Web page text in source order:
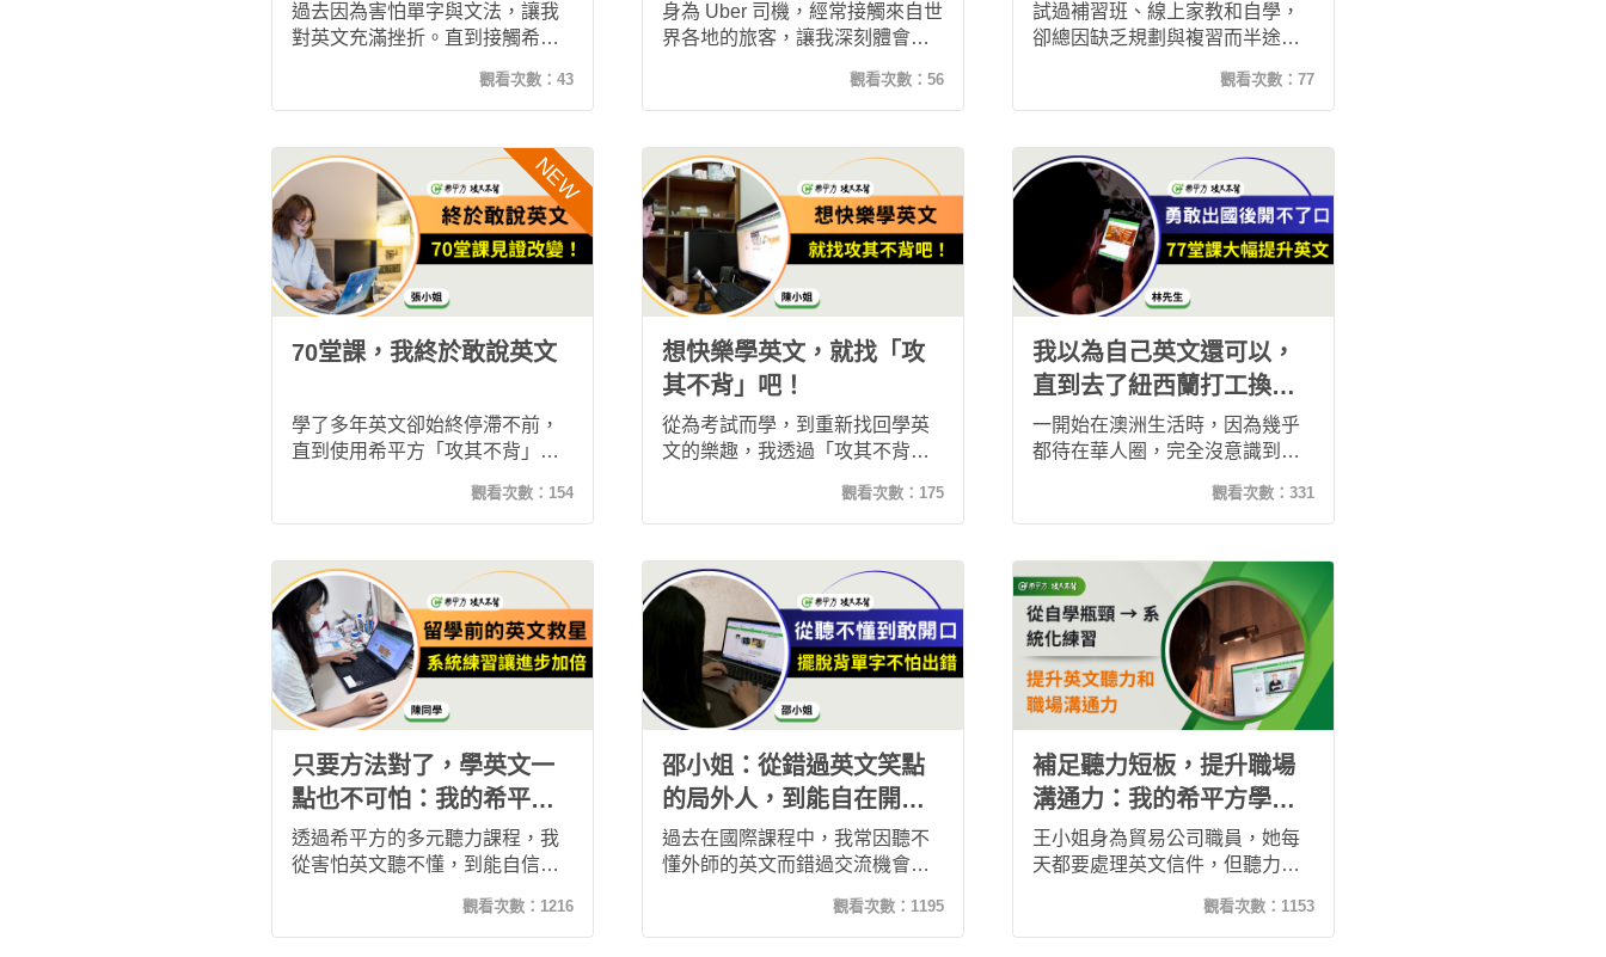
過去因為害怕單字與文法，讓我
對英文充滿挫折。直到接觸希平
我逐漸建立語感，不再死背單
字，也開始敢開口說英文。這段
學習旅程讓我重新找回英文學習
的信心與樂趣。
觀看次數： 43
身為 Uber 司機，經常接觸來自世
界各地的旅客，讓我深刻體會英
不背」，利用真實影片與反覆練
習，我逐漸提升聽說能力，也更
有自信與外國旅客交流，讓英文
真正融入工作與生活。
觀看次數： 56
試過補習班、線上家教和自學，
卻總因缺乏規劃與複習而半途而
背」，透過真實影片、系統化複
習與彈性學習，讓我養成每天學
英文的習慣，也逐步提升聽力、
口說與閱讀能力，真正找到適合
自己的英文學習方式。
觀看次數： 77
70堂課，我終於敢說英文
學了多年英文卻始終停滯不前，
直到使用希平方「攻其不背」，
式。透過反覆練習與真實情境教
材，我逐步提升聽力、口說與語
感，也重新找回持續學英文的動
力。
觀看次數： 154
想快樂學英文，就找「攻
其不背」吧！
從為考試而學，到重新找回學英
文的樂趣，我透過「攻其不背」
的課程設計與反覆練習，讓單字
自然記住、聽力與口說逐步提
升，真正體會到學英文不必死
背，也能有效進步。
觀看次數： 175
我以為自己英文還可以，
直到去了紐西蘭打工換
宿......
一開始在澳洲生活時，因為幾乎
都待在華人圈，完全沒意識到自
到去紐西蘭打工換宿後，才真正
感受到語言帶來的焦慮與挫折。
後來靠著攻其不背這個隨時學習
的 App，一點一滴重新練習聽力
與口說，也慢慢找回開口的勇
氣。這次多益從過去約400分進步
到635分，對我來說，真的已經是
很大的突破。
觀看次數： 331
只要方法對了，學英文一
點也不可怕：我的希平方
學習心得
透過希平方的多元聽力課程，我
從害怕英文聽不懂，到能自信掌
練、字幕與重點字卡，讓我從
「聽過」進步到真正「聽懂」。
觀看次數： 1216
邵小姐：從錯過英文笑點
的局外人，到能自在開口
的參與者
過去在國際課程中，我常因聽不
懂外師的英文而錯過交流機會，
平方攻其不背」，我不僅讓雅思
聽力從 3.5 進步到 5.5，更擺脫了
觀看次數： 1195
補足聽力短板，提升職場
溝通力：我的希平方學習
心得
王小姐身為貿易公司職員，她每
天都要處理英文信件，但聽力始
敗，到找到有效的學習節奏，這
套課程讓我在短時間內明顯改善
觀看次數： 1153